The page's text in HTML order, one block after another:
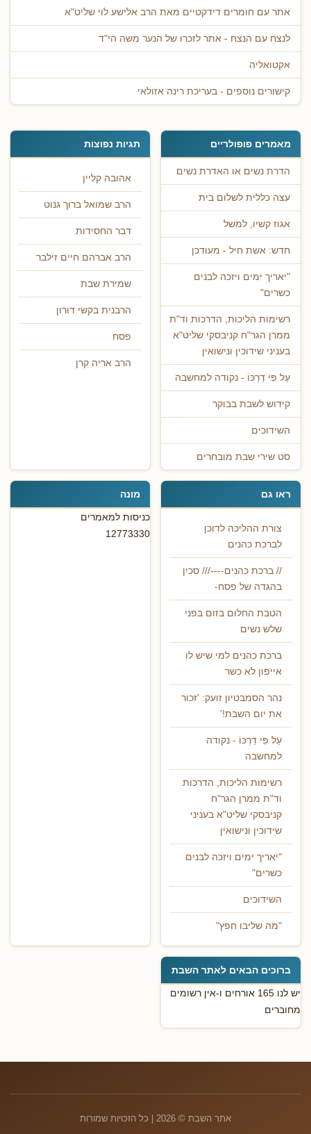
אתר עם חומרים דידקטיים מאת הרב אלישע לוי שליט"א
לנצח עם הנצח - אתר לזכרו של הנער משה הי"ד
אקטואליה
קישורים נוספים - בעריכת רינה אזולאי
מאמרים פופולריים
הדרת נשים או האדרת נשים
עצה כללית לשלום בית
אגוז קשיו, למשל
חדש: אשת חיל - מעודכן
"יאריך ימים ויזכה לבנים
כשרים"
רשימות הליכות, הדרכות וד"ת
ממרן הגר"ח קניבסקי שליט"א
בעניני שידוכין ונישואין
עַל פִּי דַרְכּוֹ - נקודה למחשבה
קידוש לשבת בבוקר
השידוכים
סט שירי שבת מובחרים
תגיות נפוצות
אהובה קליין
הרב שמואל ברוך גנוט
דבר החסידות
הרב אברהם חיים זילבר
שמירת שבת
הרבנית בקשי דורון
פסח
הרב אריה קרן
ראו גם
צורת ההליכה לדוכן
לברכת כהנים
// ברכת כהנים----/// סכין
בהגדה של פסח-
הטבת החלום בזום בפני
שלש נשים
ברכת כהנים למי שיש לו
אייפון לא כשר
נהר הסמבטיון זועק: 'זכור
את יום השבת!'
עַל פִּי דַרְכּוֹ - נקודה
למחשבה
רשימות הליכות, הדרכות
וד"ת ממרן הגר"ח
קניבסקי שליט"א בעניני
שידוכין ונישואין
"יאריך ימים ויזכה לבנים
כשרים"
השידוכים
"מה שליבו חפץ"
מונה
כניסות למאמרים
12773330
ברוכים הבאים לאתר השבת
יש לנו 165 אורחים ו-אין רשומים
מחוברים
אתר השבת © 2026 | כל הזכויות שמורות